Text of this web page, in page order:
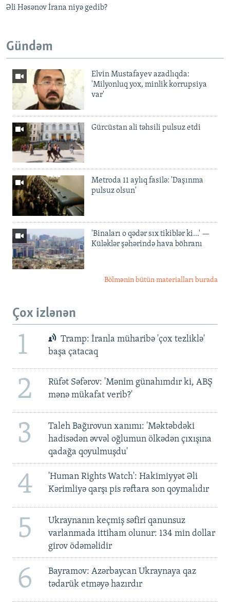
Əli Həsənov İrana niyə gedib?
Gündəm
Elvin Mustafayev azadlıqda:
'Milyonluq yox, minlik korrupsiya
var'
Gürcüstan ali təhsili pulsuz etdi
Metroda 11 aylıq fasilə: 'Daşınma
pulsuz olsun'
'Binaları o qədər sıx tikiblər ki...' —
Küləklər şəhərində hava böhranı
Bölmənin bütün materialları burada
Çox izlənən
1
Tramp: İranla müharibə 'çox tezliklə'
başa çatacaq
2
Rüfət Səfərov: 'Mənim günahımdır ki, ABŞ
mənə mükafat verib?'
3
Taleh Bağırovun xanımı: 'Məktəbdəki
hadisədən əvvəl oğlumun ölkədən çıxışına
qadağa qoyulmuşdu'
4
'Human Rights Watch': Hakimiyyət Əli
Kərimliyə qarşı pis rəftara son qoymalıdır
5
Ukraynanın keçmiş səfiri qanunsuz
varlanmada ittiham olunur: 134 min dollar
girov ödəməlidir
6
Bayramov: Azərbaycan Ukraynaya qaz
tədarük etməyə hazırdır